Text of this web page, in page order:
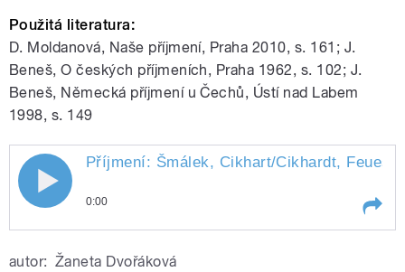
Použitá literatura:
D. Moldanová, Naše příjmení, Praha 2010, s. 161; J.
Beneš, O českých příjmeních, Praha 1962, s. 102; J.
Beneš, Německá příjmení u Čechů, Ústí nad Labem
1998, s. 149
Příjmení: Šmálek, Cikhart/Cikhardt,
0:00
Feuestaller, Nimrichter, Leider, Rydval,
autor: Žaneta Dvořáková